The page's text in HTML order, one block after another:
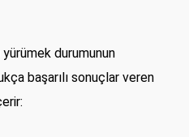
durumunun
başarılı sonuçlar veren